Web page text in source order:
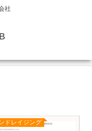
社
ドレイジング